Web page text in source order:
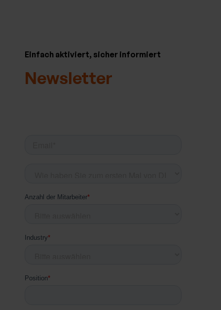
Einfach aktiviert, sicher informiert
Newsletter